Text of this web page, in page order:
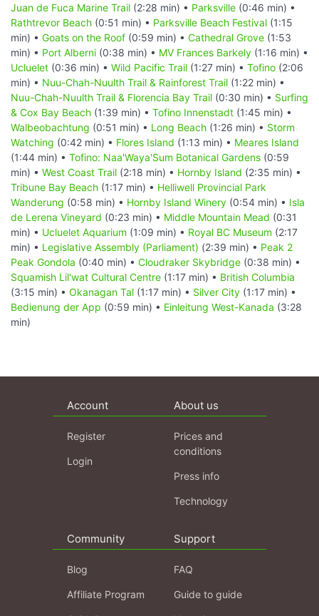
Juan de Fuca Marine Trail (2:28 min) • Parksville (0:46 min) •
Rathtrevor Beach (0:51 min) • Parksville Beach Festival (1:15
min) • Goats on the Roof (0:59 min) • Cathedral Grove (1:53
min) • Port Alberni (0:38 min) • MV Frances Barkely (1:16 min) •
Ucluelet (0:36 min) • Wild Pacific Trail (1:27 min) • Tofino (2:06
min) • Nuu-Chah-Nuulth Trail & Rainforest Trail (1:22 min) •
Nuu-Chah-Nuulth Trail & Florencia Bay Trail (0:30 min) • Surfing
& Cox Bay Beach (1:39 min) • Tofino Innenstadt (1:45 min) •
Walbeobachtung (0:51 min) • Long Beach (1:26 min) • Storm
Watching (0:42 min) • Flores Island (1:13 min) • Meares Island
(1:44 min) • Tofino: Naa'Waya'Sum Botanical Gardens (0:59
min) • West Coast Trail (2:18 min) • Hornby Island (2:35 min) •
Tribune Bay Beach (1:17 min) • Helliwell Provincial Park
Wanderung (0:58 min) • Hornby Island Winery (0:54 min) • Isla
de Lerena Vineyard (0:23 min) • Middle Mountain Mead (0:31
min) • Ucluelet Aquarium (1:09 min) • Royal BC Museum (2:17
min) • Legislative Assembly (Parliament) (2:39 min) • Peak 2
Peak Gondola (0:40 min) • Cloudraker Skybridge (0:38 min) •
Squamish Lil'wat Cultural Centre (1:17 min) • British Columbia
(3:15 min) • Okanagan Tal (1:17 min) • Silver City (1:17 min) •
Bedienung der App (0:59 min) • Einleitung West-Kanada (3:28
min)
Account
Register
Login
About us
Prices and
conditions
Press info
Technology
Community
Blog
Affiliate Program
Support
FAQ
Guide to guide